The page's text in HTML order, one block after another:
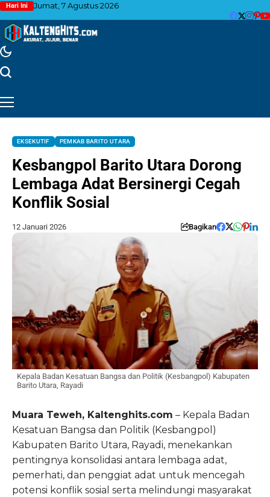
Hari Ini Jumat, 7 Agustus 2026
EKSEKUTIF PEMKAB BARITO UTARA
Kesbangpol Barito Utara Dorong
Lembaga Adat Bersinergi Cegah
Konflik Sosial
12 Januari 2026 Bagikan
Kepala Badan Kesatuan Bangsa dan Politik (Kesbangpol) Kabupaten
Barito Utara, Rayadi
Muara Teweh, Kaltenghits.com – Kepala Badan
Kesatuan Bangsa dan Politik (Kesbangpol)
Kabupaten Barito Utara, Rayadi, menekankan
pentingnya konsolidasi antara lembaga adat,
pemerhati, dan penggiat adat untuk mencegah
potensi konflik sosial serta melindungi masyarakat